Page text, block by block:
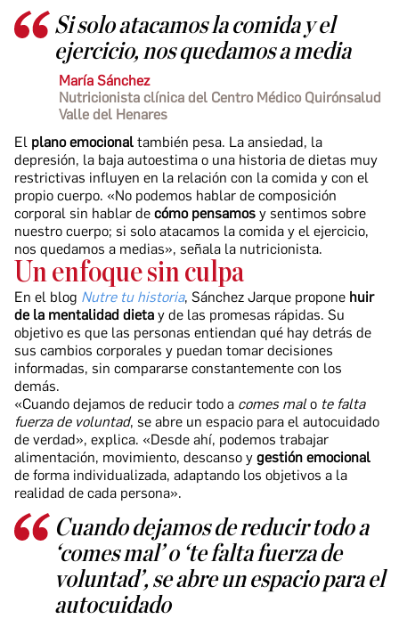
Si solo atacamos la comida y el
ejercicio, nos quedamos a media
María Sánchez
Nutricionista clínica del Centro Médico Quirónsalud
Valle del Henares
El plano emocional también pesa. La ansiedad, la
depresión, la baja autoestima o una historia de dietas muy
restrictivas influyen en la relación con la comida y con el
propio cuerpo. «No podemos hablar de composición
corporal sin hablar de cómo pensamos y sentimos sobre
nuestro cuerpo; si solo atacamos la comida y el ejercicio,
nos quedamos a medias», señala la nutricionista.
Un enfoque sin culpa
En el blog Nutre tu historia, Sánchez Jarque propone huir
de la mentalidad dieta y de las promesas rápidas. Su
objetivo es que las personas entiendan qué hay detrás de
sus cambios corporales y puedan tomar decisiones
informadas, sin compararse constantemente con los
demás.
«Cuando dejamos de reducir todo a comes mal o te falta
fuerza de voluntad, se abre un espacio para el autocuidado
de verdad», explica. «Desde ahí, podemos trabajar
alimentación, movimiento, descanso y gestión emocional
de forma individualizada, adaptando los objetivos a la
realidad de cada persona».
Cuando dejamos de reducir todo a
‘comes mal’ o ‘te falta fuerza de
voluntad’, se abre un espacio para el
autocuidado